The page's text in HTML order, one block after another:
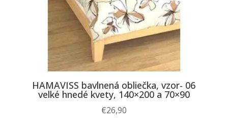
HAMAVISS bavlnená obliečka, vzor- 06
velké hnedé kvety, 140×200 a 70×90
€26,90